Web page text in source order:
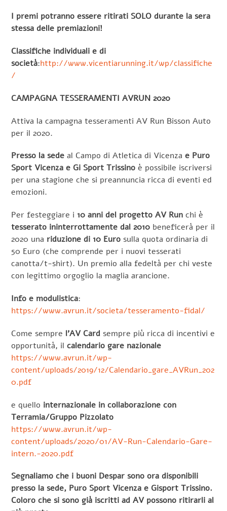
I premi potranno essere ritirati SOLO durante la sera
stessa delle premiazioni!
Classifiche individuali e di
società:http://www.vicentiarunning.it/wp/classifiche
/
CAMPAGNA TESSERAMENTI AVRUN 2020
Attiva la campagna tesseramenti AV Run Bisson Auto
per il 2020.
Presso la sede al Campo di Atletica di Vicenzae Puro
Sport Vicenza e Gi Sport Trissino è possibile iscriversi
per una stagione che si preannuncia ricca di eventi ed
emozioni.
Per festeggiare i10 anni del progetto AV Runchi è
tesserato ininterrottamente dal 2010 beneficerà per il
2020 una riduzione di 10 Euro sulla quota ordinaria di
50 Euro (che comprende per i nuovi tesserati
canotta/t-shirt). Un premio alla fedeltà per chi veste
con legittimo orgoglio la maglia arancione.
Info e modulistica:
https://www.avrun.it/societa/tesseramento-fidal/
Come sempre l’AV Card sempre più ricca di incentivi e
opportunità, ilcalendario gare nazionale
https://www.avrun.it/wp-
content/uploads/2019/12/Calendario_gare_AVRun_202
0.pdf
e quello internazionale in collaborazione con
Terramia/Gruppo Pizzolato
https://www.avrun.it/wp-
content/uploads/2020/01/AV-Run-Calendario-Gare-
intern.-2020.pdf
Segnaliamo che i buoni Despar sono ora disponibili
presso la sede, Puro Sport Vicenza e Gisport Trissino.
Coloro che si sono già iscritti ad AV possono ritirarli al